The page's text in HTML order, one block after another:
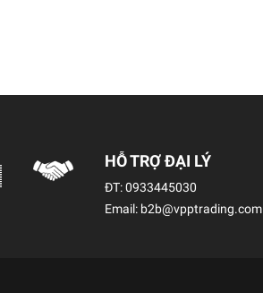
HỖ TRỢ ĐẠI LÝ
ĐT:0933445030
Email: b2b@vpptrading.com